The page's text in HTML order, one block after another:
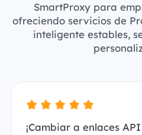
SmartProxy para
ofreciendo servicios de
inteligente estables,
¡Cambiar a enlaces